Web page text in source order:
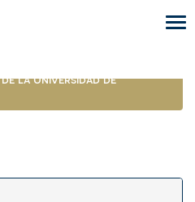
la Universidad de